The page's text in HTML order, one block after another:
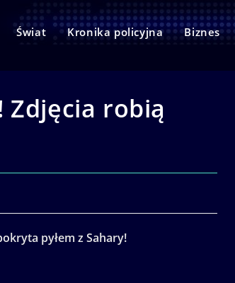
Świat Kronika policyjna Biznes
Zdjęcia robią
pyłem z Sahary!